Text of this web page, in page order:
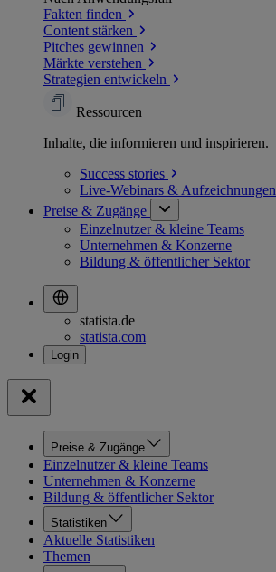
Fakten finden
Content stärken
Pitches gewinnen
Märkte verstehen
Strategien entwickeln
Ressourcen
Inhalte, die informieren und inspirieren.
Success stories
Live-Webinars & Aufzeichnungen
Preise & Zugänge
Einzelnutzer & kleine Teams
Unternehmen & Konzerne
Bildung & öffentlicher Sektor
statista.de
statista.com
Preise & Zugänge
Einzelnutzer & kleine Teams
Unternehmen & Konzerne
Bildung & öffentlicher Sektor
Statistiken
Aktuelle Statistiken
Themen